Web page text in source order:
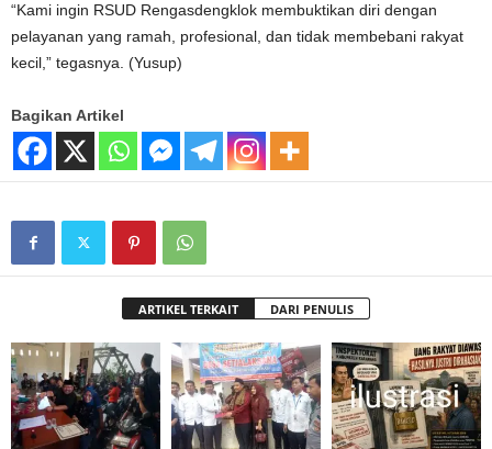
“Kami ingin RSUD Rengasdengklok membuktikan diri dengan
pelayanan yang ramah, profesional, dan tidak membebani rakyat
kecil,” tegasnya. (Yusup)
Bagikan Artikel
ARTIKEL TERKAIT DARI PENULIS